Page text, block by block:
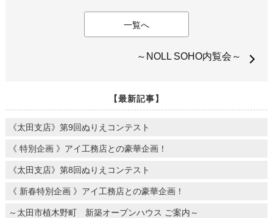
一覧へ
～NOLL SOHO内覧会～
【最新記事】
《太田支店》第9回ぬりえコンテスト
《 特別企画 》アイ工務店との豪華企画！
《太田支店》第8回ぬりえコンテスト
《 新春特別企画 》アイ工務店との豪華企画！
～太田市植木野町 新築オープンハウス ご案内～